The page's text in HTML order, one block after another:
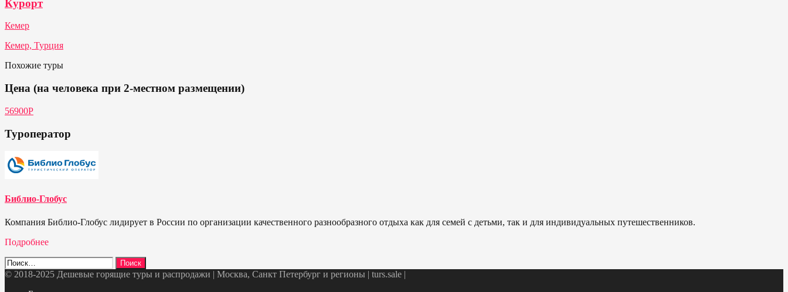
Курорт
Кемер
Кемер, Турция
Похожие туры
Цена (на человека при 2-местном размещении)
56900P
Туроператор
Библио-Глобус
Компания Библио-Глобус лидирует в России по организации качественного разнообразного отдыха как для семей с детьми, так и для индивидуальных путешественников.
Подробнее
Найти:
© 2018-2025 Дешевые горящие туры и распродажи | Москва, Санкт Петербург и регионы | turs.sale |